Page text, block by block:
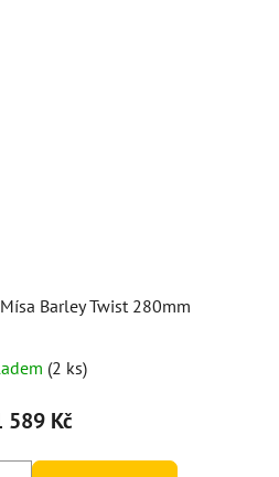
Barley Twist 280mm
(2 ks)
589 Kč